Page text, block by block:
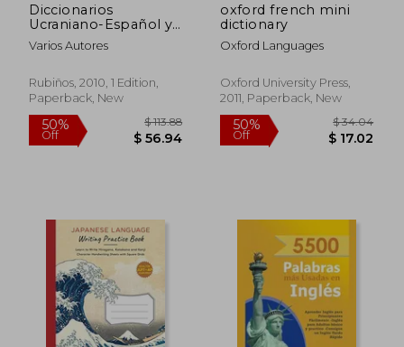
Diccionarios
Ucraniano-Español y
Español-Ucraniano
(in Spanish)
Varios Autores
Rubiños, 2010, 1 Edition,
Paperback, New
oxford french mini
dictionary
Oxford Languages
Oxford University Press,
2011, Paperback, New